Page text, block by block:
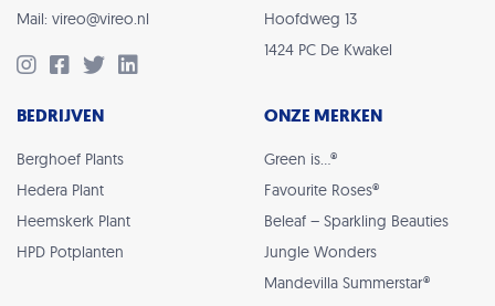
Mail: vireo@vireo.nl
Hoofdweg 13
1424 PC De Kwakel
BEDRIJVEN
Berghoef Plants
Hedera Plant
Heemskerk Plant
HPD Potplanten
ONZE MERKEN
Green is…®
Favourite Roses®
Beleaf – Sparkling Beauties
Jungle Wonders
Mandevilla Summerstar®